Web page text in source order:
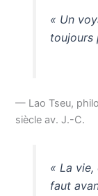
« Un
toujours
— Lao Tseu,
siècle av. J.-C.
« La vie,
faut